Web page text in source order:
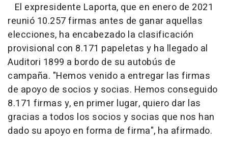
El expresidente Laporta, que en enero de 2021
reunió 10.257 firmas antes de ganar aquellas
elecciones, ha encabezado la clasificación
provisional con 8.171 papeletas y ha llegado al
Auditori 1899 a bordo de su autobús de
campaña. "Hemos venido a entregar las firmas
de apoyo de socios y socias. Hemos conseguido
8.171 firmas y, en primer lugar, quiero dar las
gracias a todos los socios y socias que nos han
dado su apoyo en forma de firma", ha afirmado.